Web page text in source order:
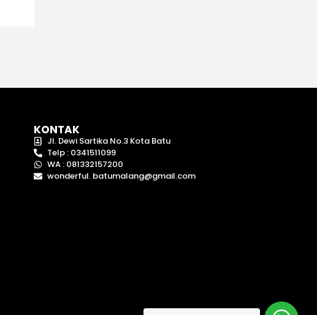
KONTAK
Jl. Dewi Sartika No.3 Kota Batu
Telp : 0341511099
WA : 081332157200
wonderful. batumalang@gmail.com